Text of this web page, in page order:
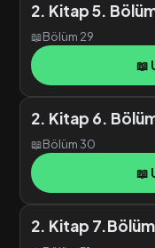
2. Kitap 5.
📖Bölüm 29
📖
2. Kitap 6.
📖Bölüm 30
📖
2. Kitap